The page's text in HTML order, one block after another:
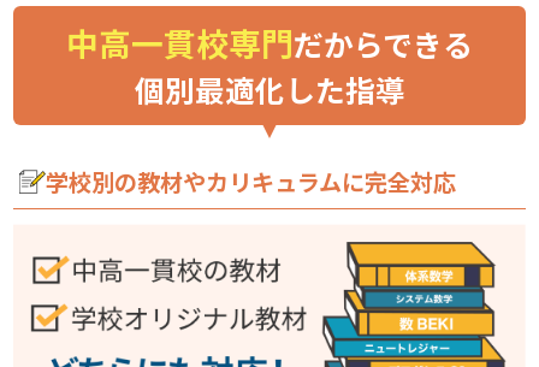
中高一貫校専門だからできる
個別最適化した指導
学校別の教材やカリキュラムに完全対応